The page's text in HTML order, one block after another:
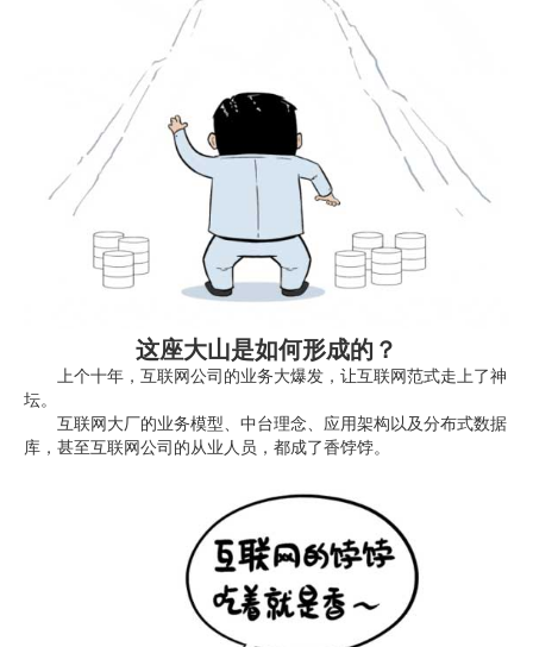
这座大山是如何形成的？
上个十年，互联网公司的业务大爆发，让互联网范式走上了神
坛。
互联网大厂的业务模型、中台理念、应用架构以及分布式数据
库，甚至互联网公司的从业人员，都成了香饽饽。